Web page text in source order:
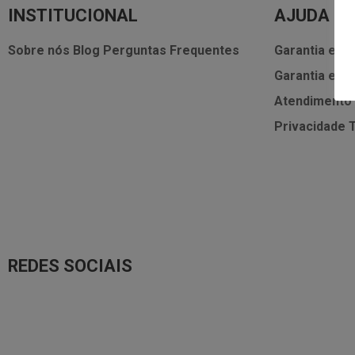
INSTITUCIONAL
Sobre nós Blog Perguntas Frequentes
AJUDA
Garantia e
Garantia e
Atendimento
Privacidade
REDES SOCIAIS